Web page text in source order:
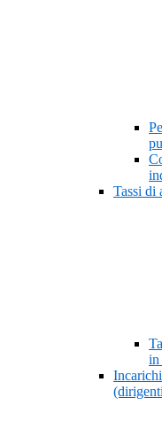
Tassi di
in